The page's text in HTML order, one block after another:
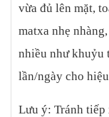
vừa đủ lên mặt,
matxa nhẹ
nhiều như khuỷu
lần/ngày cho
Lưu ý: Tránh tiếp